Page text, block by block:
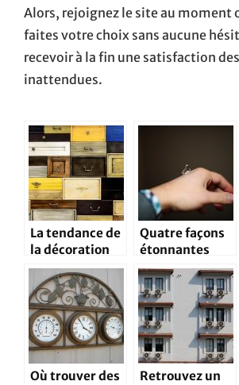
Alors, rejoignez le site au moment
faites votre choix sans aucune
recevoir à la fin une satisfaction
inattendues.
La tendance de
la décoration
faite à base de
vieux
accessoires
Quatre façons
étonnantes
d’utiliser la
vaseline à la
maison
Où trouver des Retrouvez un